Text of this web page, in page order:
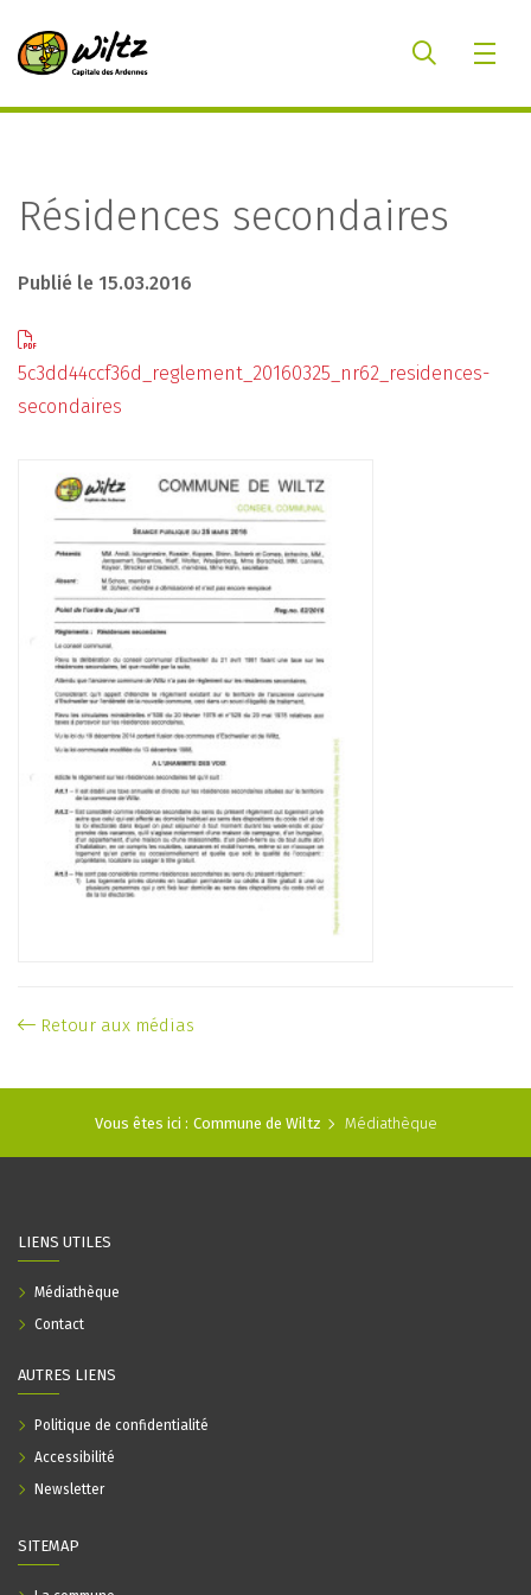
Résidences secondaires
Publié le 15.03.2016
5c3dd44ccf36d_reglement_20160325_nr62_residences-
secondaires
Retour aux médias
Vous êtes ici : Commune de Wiltz Médiathèque
SITEMAP
LIENS UTILES
Médiathèque
Contact
AUTRES LIENS
Politique de confidentialité
Accessibilité
Newsletter